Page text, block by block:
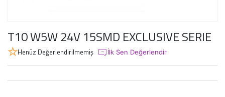
T10 W5W 24V 15SMD EXCLUSIVE SERIE
Henüz Değerlendirilmemiş İlk Sen Değerlendir